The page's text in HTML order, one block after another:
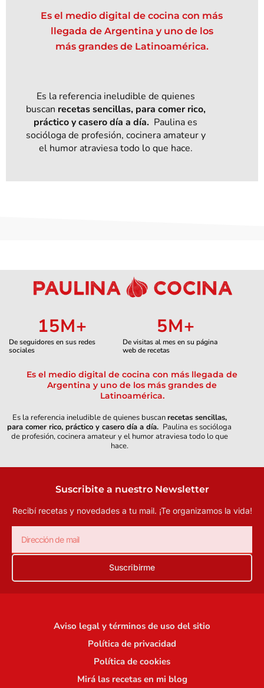
Es el medio digital de cocina con más
llegada de Argentina y uno de los
más grandes de Latinoamérica.
Es la referencia ineludible de quienes
buscan recetas sencillas, para comer rico,
práctico y casero día a día. Paulina es
socióloga de profesión, cocinera amateur y
el humor atraviesa todo lo que hace.
De seguidores en sus redes
sociales
15M+
De visitas al mes en su página
web de recetas
5M+
Es el medio digital de cocina con más llegada de
Argentina y uno de los más grandes de
Latinoamérica.
Es la referencia ineludible de quienes buscanrecetas sencillas,
para comer rico, práctico y casero día a día. Paulina es socióloga
de profesión, cocinera amateur y el humor atraviesa todo lo que
hace.
Suscribite a nuestro Newsletter
Recibí recetas y novedades a tu mail. ¡Te organizamos la vida!
Suscribirme
Aviso legal y términos de uso del sitio
Política de privacidad
Política de cookies
Mirá las recetas en mi blog